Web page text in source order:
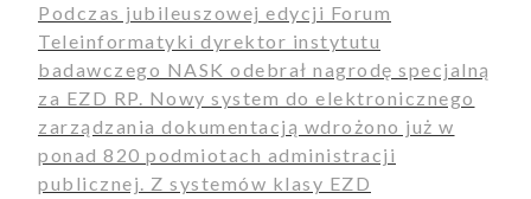
Podczas jubileuszowej edycji Forum
Teleinformatyki dyrektor instytutu
badawczego NASK odebrał nagrodę specjalną
za EZD RP. Nowy system do elektronicznego
zarządzania dokumentacją wdrożono już w
ponad 820 podmiotach administracji
publicznej. Z systemów klasy EZD